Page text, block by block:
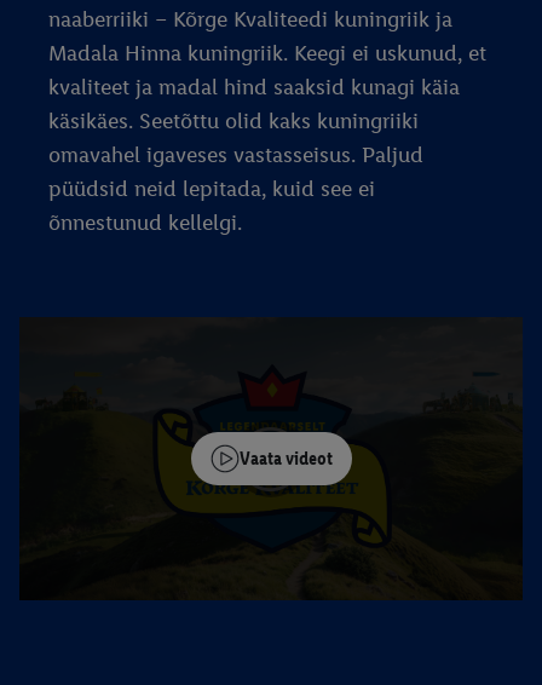
naaberriiki – Kõrge Kvaliteedi kuningriik ja
Madala Hinna kuningriik. Keegi ei uskunud, et
kvaliteet ja madal hind saaksid kunagi käia
käsikäes. Seetõttu olid kaks kuningriiki
omavahel igaveses vastasseisus. Paljud
püüdsid neid lepitada, kuid see ei
õnnestunud kellelgi.
Vaata videot